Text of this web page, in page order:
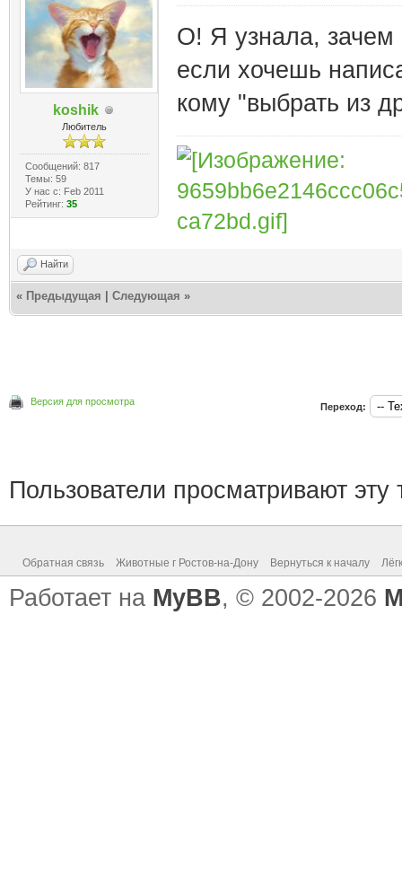
koshik
Любитель
Сообщений: 817
Темы: 59
У нас с: Feb 2011
Рейтинг: 35
О! Я узнала, зачем
если хочешь
кому "выбрать из
Найти
« Предыдущая Следующая »
Версия для просмотра Переход:
Пользователи просматривают эту
Обратная связь Животные г Ростов-на-Дону Вернуться к началу
Работает на MyBB, © 2002-2026